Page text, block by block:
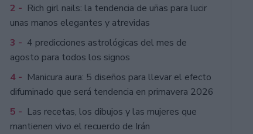
2 - Rich girl nails: la tendencia de uñas para lucir
unas manos elegantes y atrevidas
3 - 4 predicciones astrológicas del mes de
agosto para todos los signos
4 - Manicura aura: 5 diseños para llevar el efecto
difuminado que será tendencia en primavera 2026
5 - Las recetas, los dibujos y las mujeres que
mantienen vivo el recuerdo de Irán